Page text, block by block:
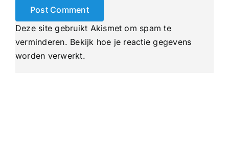
Deze site gebruikt Akismet om spam te
verminderen. Bekijk hoe je reactie gegevens
worden verwerkt.